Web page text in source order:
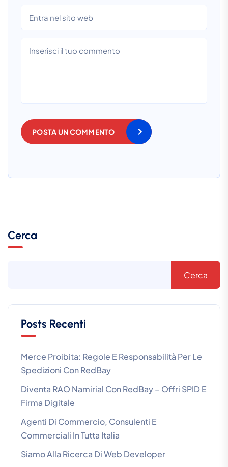
POSTA UN COMMENTO
Cerca
Cerca
Posts Recenti
Merce Proibita: Regole E Responsabilità Per Le
Spedizioni Con RedBay
Diventa RAO Namirial Con RedBay – Offri SPID E
Firma Digitale
Agenti Di Commercio, Consulenti E
Commerciali In Tutta Italia
Siamo Alla Ricerca Di Web Developer